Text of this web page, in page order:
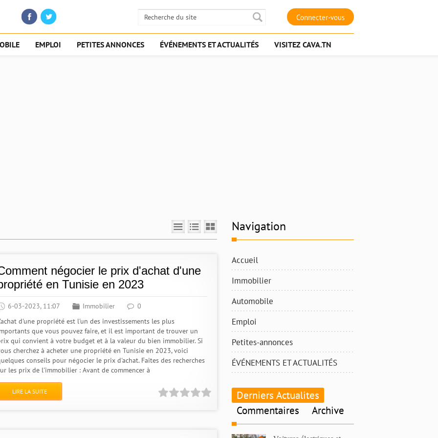
Connecter-vous
EMPLOI PETITES ANNONCES ÉVÉNEMENTS ET ACTUALITÉS VISITEZ CAVA.TN
négocier le prix d'achat d'une
en Tunisie en 2023
6-03-2023, 11:07 Immobilier
0
d'une propriété est l'un des investissements les plus
que vous pouvez faire, et il est important de trouver un
qui convient à votre budget et à la valeur du bien immobilier. Si
cherchez à acheter une propriété en Tunisie en 2023, voici
conseils pour négocier le prix d'achat. Faites des recherches
les prix de l'immobilier : Avant de commencer à
LIRE LA SUITE
Navigation
Accueil
Immobilier
Automobile
Emploi
Petites-annonces
ÉVÉNEMENTS ET ACTUALITÉS
Derniers Actualites
Commentaires
Archive